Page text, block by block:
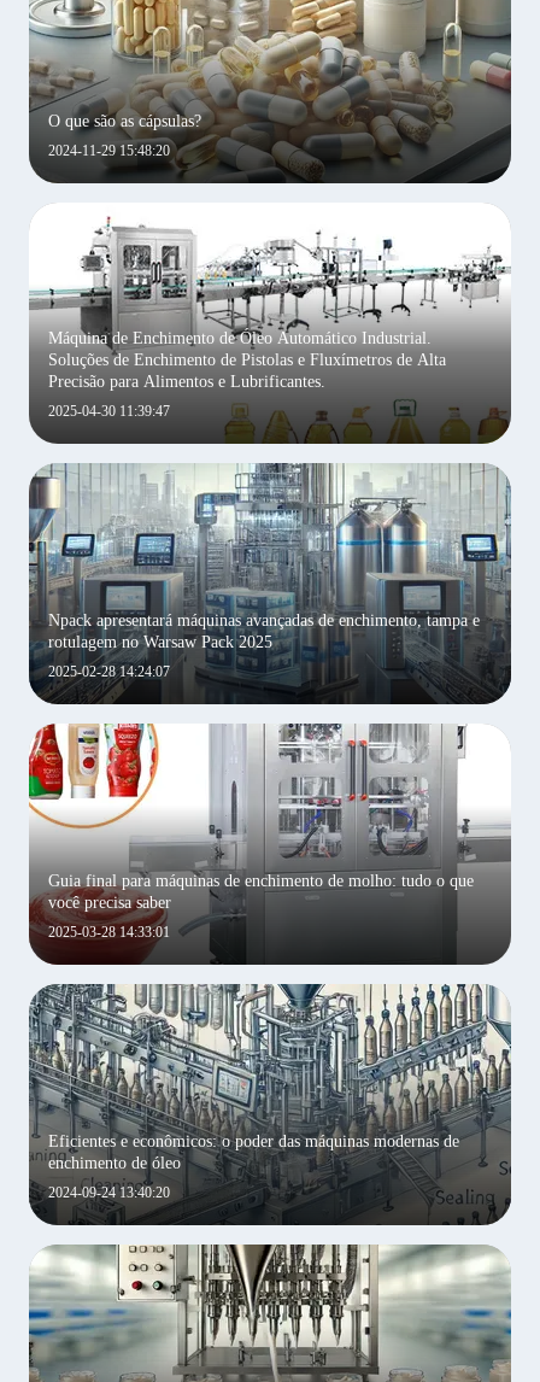
2024-11-29 15:48:20
O que são as cápsulas?
2025-04-30 11:39:47
Máquina de Enchimento de Óleo Automático Industrial.
Soluções de Enchimento de Pistolas e Fluxímetros de Alta
Precisão para Alimentos e Lubrificantes.
2025-02-28 14:24:07
Npack apresentará máquinas avançadas de enchimento, tampa e
rotulagem no Warsaw Pack 2025
2025-03-28 14:33:01
Guia final para máquinas de enchimento de molho: tudo o que
você precisa saber
2024-09-24 13:40:20
Eficientes e econômicos: o poder das máquinas modernas de
enchimento de óleo